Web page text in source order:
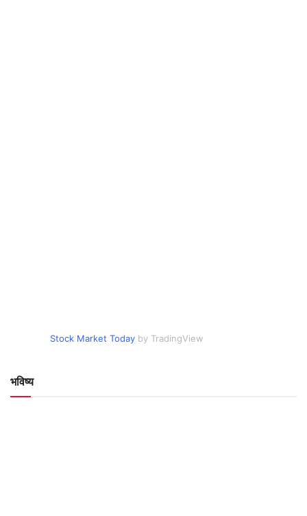
Stock Market Today by TradingView
भविष्य